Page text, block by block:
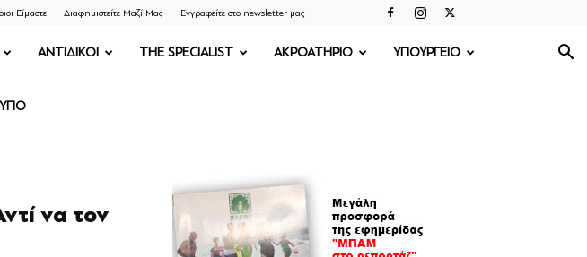
Είμαστε Διαφημιστείτε Μαζί Μας Εγγραφείτε στο newsletter μας
ΑΝΤΙΔΙΚΟΙ THE SPECIALIST ΑΚΡΟΑΤΗΡΙΟ ΥΠΟΥΡΓΕΙΟ
να τον